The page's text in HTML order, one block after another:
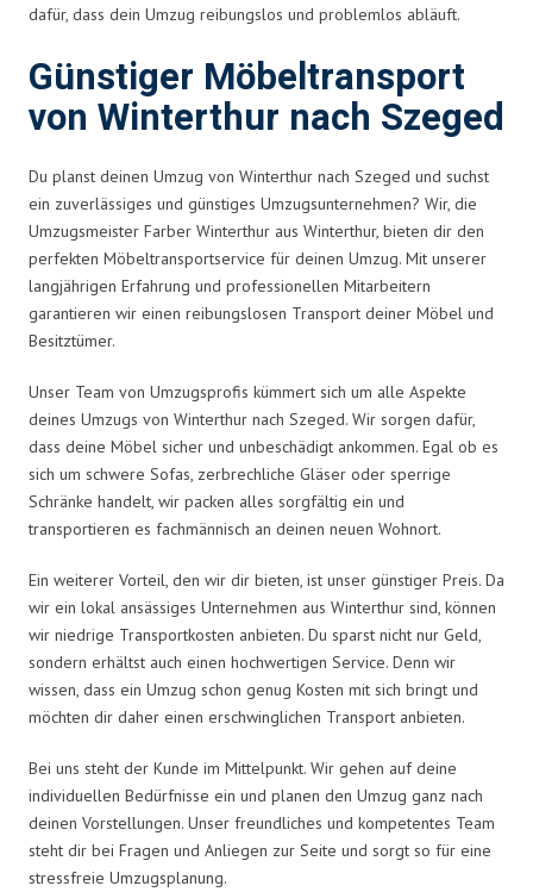
dafür, dass dein Umzug reibungslos und problemlos abläuft.
Günstiger Möbeltransport
von Winterthur nach Szeged
Du planst deinen Umzug von Winterthur nach Szeged und suchst
ein zuverlässiges und günstiges Umzugsunternehmen? Wir, die
Umzugsmeister Farber Winterthur aus Winterthur, bieten dir den
perfekten Möbeltransportservice für deinen Umzug. Mit unserer
langjährigen Erfahrung und professionellen Mitarbeitern
garantieren wir einen reibungslosen Transport deiner Möbel und
Besitztümer.
Unser Team von Umzugsprofis kümmert sich um alle Aspekte
deines Umzugs von Winterthur nach Szeged. Wir sorgen dafür,
dass deine Möbel sicher und unbeschädigt ankommen. Egal ob es
sich um schwere Sofas, zerbrechliche Gläser oder sperrige
Schränke handelt, wir packen alles sorgfältig ein und
transportieren es fachmännisch an deinen neuen Wohnort.
Ein weiterer Vorteil, den wir dir bieten, ist unser günstiger Preis. Da
wir ein lokal ansässiges Unternehmen aus Winterthur sind, können
wir niedrige Transportkosten anbieten. Du sparst nicht nur Geld,
sondern erhältst auch einen hochwertigen Service. Denn wir
wissen, dass ein Umzug schon genug Kosten mit sich bringt und
möchten dir daher einen erschwinglichen Transport anbieten.
Bei uns steht der Kunde im Mittelpunkt. Wir gehen auf deine
individuellen Bedürfnisse ein und planen den Umzug ganz nach
deinen Vorstellungen. Unser freundliches und kompetentes Team
steht dir bei Fragen und Anliegen zur Seite und sorgt so für eine
stressfreie Umzugsplanung.